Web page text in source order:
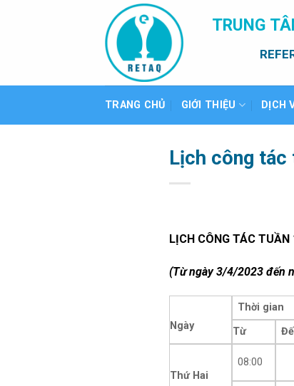
TRUNG
TRANG CHỦ GIỚI THIỆU DỊCH
Lịch công tác
LỊCH CÔNG TÁC TUẦN
(Từ ngày 3/4/2023 đến
Ngày
Thời gian
Từ
Thứ Hai
08:00